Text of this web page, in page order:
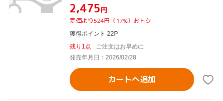
¥2,475円
定価より524円（17%）おトク
獲得ポイント 22P
残り1点
ご注文はお早めに
発売年月日：2026/02/28
カートへ追加